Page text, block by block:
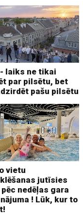
laiks ne tikai
par pilsētu, bet
pašu pilsētu
vietu
jutīsies
nedēļas gara
! Lūk, kur to